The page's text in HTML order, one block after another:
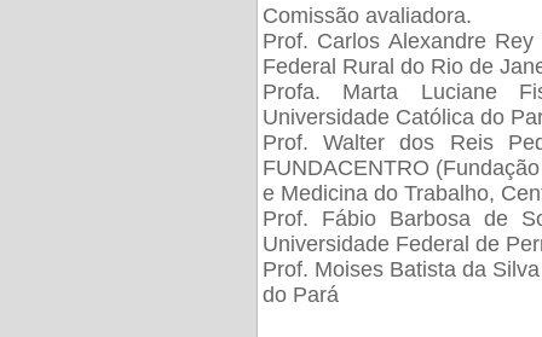
Comissão avaliadora.
Prof. Carlos Alexandre
Federal Rural do Rio de
Profa. Marta Luciane
Universidade Católica do
Prof. Walter dos Reis
FUNDACENTRO
e Medicina do Trabalho,
Prof. Fábio Barbosa de
Universidade Federal de
Prof. Moises Batista da
do Pará